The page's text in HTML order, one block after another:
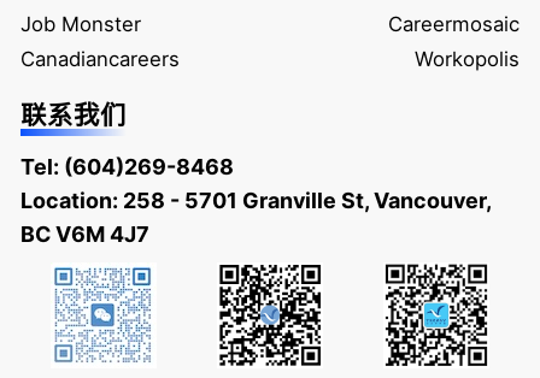
Job Monster
Careermosaic
Canadiancareers
Workopolis
联系我们
Tel: (604)269-8468
Location: 258 - 5701 Granville St, Vancouver,
BC V6M 4J7